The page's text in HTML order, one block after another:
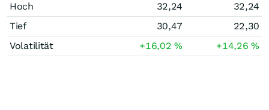
Hoch
32,24
32,24
Tief
30,47
22,30
Volatilität
+16,02% +14,26%